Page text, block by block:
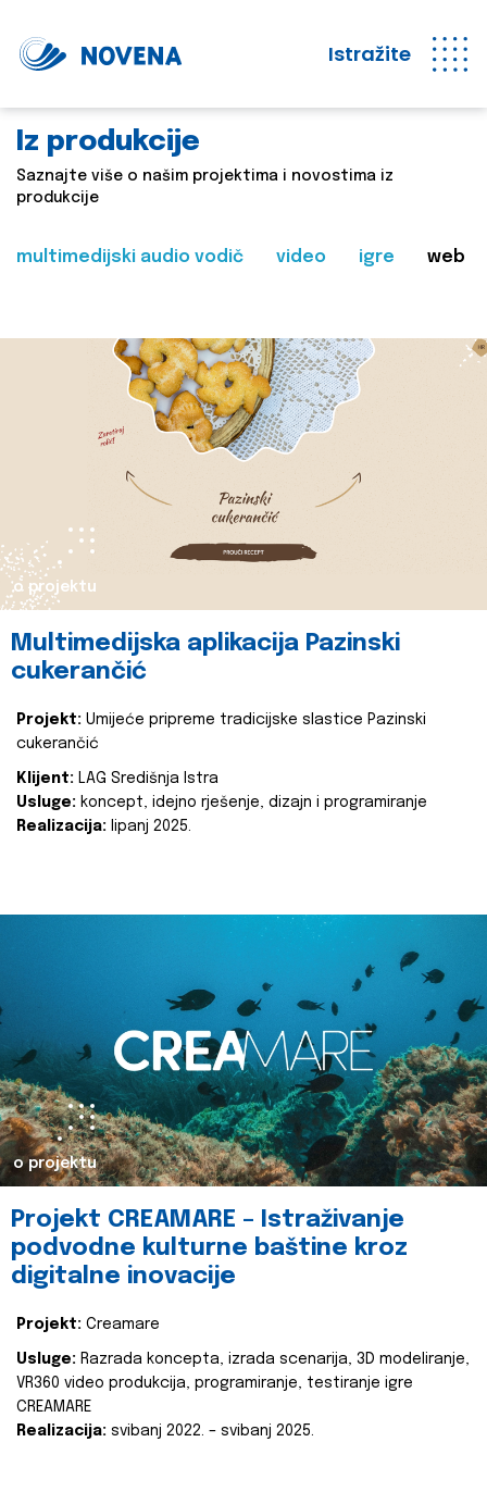
Istražite
Iz produkcije
Saznajte više o našim projektima i novostima iz
produkcije
multimedijski audio vodič video igre web
o projektu
Multimedijska aplikacija Pazinski
cukerančić
Projekt: Umijeće pripreme tradicijske slastice Pazinski
cukerančić
Klijent: LAG Središnja Istra
Usluge: koncept, idejno rješenje, dizajn i programiranje
Realizacija: lipanj 2025.
o projektu
Projekt CREAMARE – Istraživanje
podvodne kulturne baštine kroz
digitalne inovacije
Projekt: Creamare
Usluge: Razrada koncepta, izrada scenarija, 3D modeliranje,
VR360 video produkcija, programiranje, testiranje igre
CREAMARE
Realizacija: svibanj 2022. – svibanj 2025.